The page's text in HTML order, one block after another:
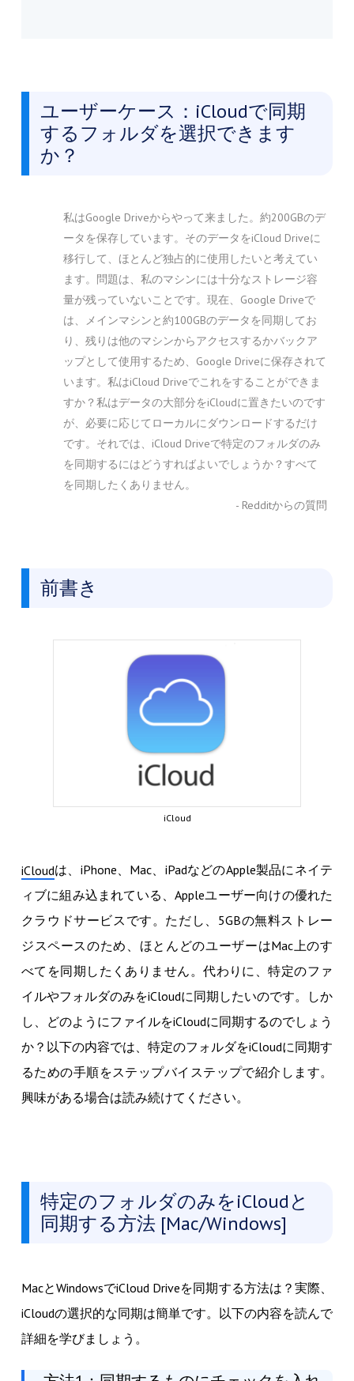
ユーザーケース：iCloudで同期
するフォルダを選択できます
か？
私はGoogle Driveからやって来ました。約200GBのデ
ータを保存しています。そのデータをiCloud Driveに
移行して、ほとんど独占的に使用したいと考えてい
ます。問題は、私のマシンには十分なストレージ容
量が残っていないことです。現在、Google Driveで
は、メインマシンと約100GBのデータを同期してお
り、残りは他のマシンからアクセスするかバックア
ップとして使用するため、Google Driveに保存されて
います。私はiCloud Driveでこれをすることができま
すか？私はデータの大部分をiCloudに置きたいのです
が、必要に応じてローカルにダウンロードするだけ
です。それでは、iCloud Driveで特定のフォルダのみ
を同期するにはどうすればよいでしょうか？すべて
を同期したくありません。
- Redditからの質問
前書き
iCloud
iCloudは、iPhone、Mac、iPadなどのApple製品にネイテ
ィブに組み込まれている、Appleユーザー向けの優れた
クラウドサービスです。ただし、5GBの無料ストレー
ジスペースのため、ほとんどのユーザーはMac上のす
べてを同期したくありません。代わりに、特定のファ
イルやフォルダのみをiCloudに同期したいのです。しか
し、どのようにファイルをiCloudに同期するのでしょう
か？以下の内容では、特定のフォルダをiCloudに同期す
るための手順をステップバイステップで紹介します。
興味がある場合は読み続けてください。
特定のフォルダのみをiCloudと
同期する方法 [Mac/Windows]
MacとWindowsでiCloud Driveを同期する方法は？実際、
iCloudの選択的な同期は簡単です。以下の内容を読んで
詳細を学びましょう。